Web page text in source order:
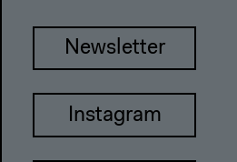
Newsletter
Instagram